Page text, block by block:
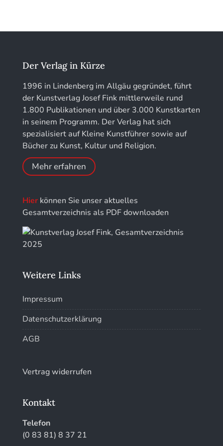
Kunstführer K
Kunstführer M
Kunstführer NO
Kunstführer PQ
Kunstführer R
Kunstführer Sch
Kunstführer St
löhe:porträts
Jahresschriften der DGC Deutsche Gesellschaft
für Chronometrie
Jahrbuch der Stiftung Thüringer Schlösser und
Gärten
Der Verlag in Kürze
1996 in Lindenberg im Allgäu gegründet, führt
der Kunstverlag Josef Fink mittlerweile rund
1.800 Publikationen und über 3.000 Kunstkarten
in seinem Programm. Der Verlag hat sich
spezialisiert auf Kleine Kunstführer sowie auf
Bücher zu Kunst, Kultur und Religion.
Mehr erfahren
Hierkönnen Sie unser aktuelles
Gesamtverzeichnis als PDF downloaden
Weitere Links
Impressum
Datenschutzerklärung
AGB
Vertrag widerrufen
Kontakt
Telefon
(0 83 81) 8 37 21